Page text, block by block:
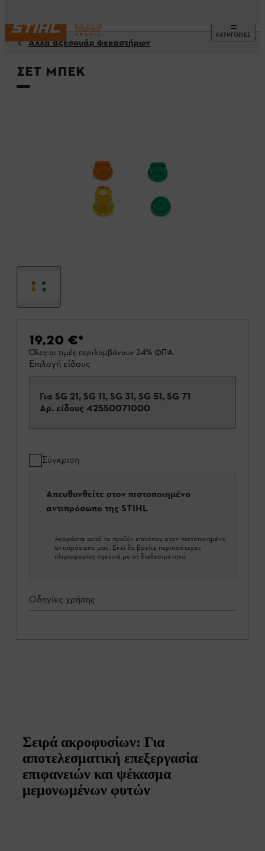
ΚΑΤΗΓΟΡΙΕΣ
Αλλα αξεσουάρ ψεκαστήρων
Σετ μπεκ
19,20 €*
Όλες οι τιμές περιλαμβάνουν 24% ΦΠΑ.
Επιλογή είδους
Για SG 21, SG 11, SG 31, SG 51, SG 71
Αρ. είδους 42550071000
Σύγκριση
Απευθυνθείτε στον πιστοποιημένο
αντιπρόσωπο της STIHL
Αγοράστε αυτό το προϊόν επιτόπου στον πιστοποιημένο
αντιπρόσωπο μας. Εκεί θα βρείτε περισσότερες
πληροφορίες σχετικά με τη διαθεσιμότητα.
Οδηγίες χρήσης
Σειρά ακροφυσίων: Για
αποτελεσματική επεξεργασία
επιφανειών και ψέκασμα
μεμονωμένων φυτών